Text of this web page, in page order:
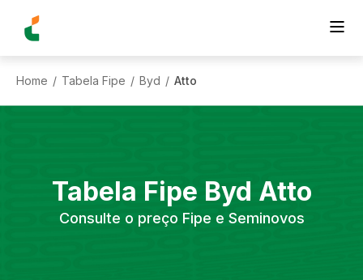
Home / Tabela Fipe / Byd / Atto
Tabela Fipe Byd Atto
Consulte o preço Fipe e Seminovos